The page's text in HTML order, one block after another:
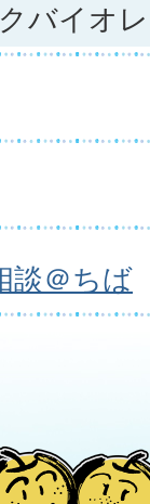
バイオ
談＠ちば